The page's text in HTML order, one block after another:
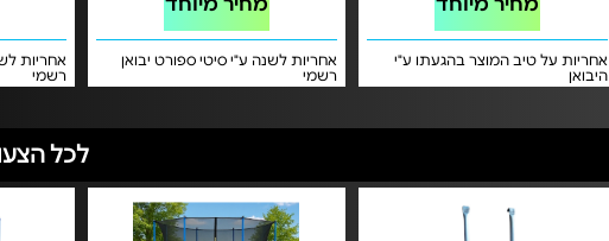
אחריות
רשמי
אחריות לשנה ע"י סיטי ספורט יבואן
רשמי
אחריות על טיב המוצר בהגעתו ע"י
היבואן
לכל